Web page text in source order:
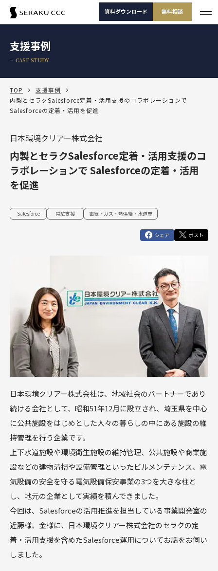
資料ダウンロード 無料相談
サービス一覧
Salesforce活用診断
-30秒でかんたん診断-
サービスから選
Salesforce
ダッシュボ
ードワーク
ショップ
カスタマー
ジャーニー
ワークショ
ップ
SFAマネジ
メントワー
クショップ
俯瞰図ワー
商談フェー
ズ設計ワー
クショップ
スワークシ
ョップ
Tableau
対象製品
Engagement
Data Cloud
Agentforce
ビス
BtoBマ
ーケティング
支援
HubSpot
サービス一覧
サービスから選ぶ
セールスコンサルティング支援
Salesforce
ダッシュボードワークショップ
カスタマージャーニーワークショップ
俯瞰図ワークショップ
定着・運用支援（常駐・リモート）
Salesforce
Tableau
Marketing Cloud
その他サービス
BtoBマーケティング支援
HubSpot
製品から選ぶ
Salesforce
定着・活用支援
運用(常駐・リモート)支援
セールスコンサルティング支援
Tableau
定着・活用支援
人材育成パッケージ
Account Engagement（旧 Pardot）
定着・活用支援
Marketing Cloud
HubSpot
導入、定着・活用支援
BtoBマーケティング支援
課題から選ぶ
よくある課題
Salesforceを導入したけどうまく使えていない
Salesforce定着・活用支援
Tableauを活用できる人材を増やしたい
支援事例
セミナー
コラム
お役立ち資料
選ばれる理由
支援事例
CASE STUDY
TOP
支援事例
内製とセラクSalesforce定着・活用支援のコラボレーションで
Salesforceの定着・活用を促進
日本環境クリアー株式会社
内製とセラクSalesforce定着・活用支援のコ
ラボレーションで Salesforceの定着・活用
を促進
Salesforce 常駐支援 電気・ガス・熱供給・水道業
シェア ポスト
日本環境クリアー株式会社は、地域社会のパートナーであり
続ける会社として、昭和51年12月に設立され、埼玉県を中心
に公共施設をはじめとした人々の暮らしの中にある施設の維
持管理を行う企業です。
上下水道施設や環境衛生施設の維持管理、公共施設や商業施
設などの建物清掃や設備管理といったビルメンテナンス、電
気設備の安全を守る電気設備保安事業の3つを大きな柱と
し、地元の企業として実績を積んできました。
今回は、Salesforceの活用推進を担当している事業開発室の
近藤様、金様に、日本環境クリアー株式会社のセラクの定
着・活用支援を含めたSalesforce運用についてお話をお伺い
しました。